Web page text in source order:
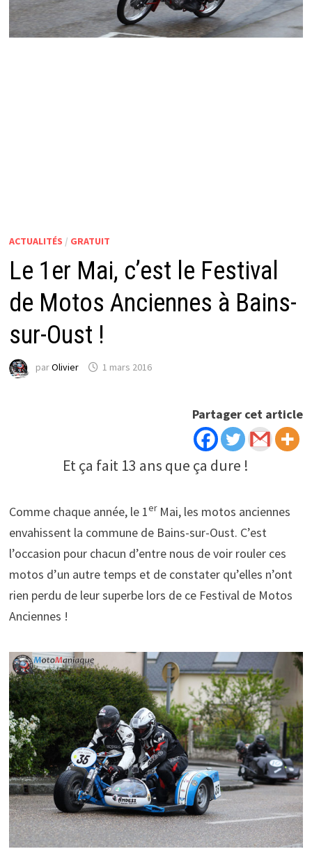
ACTUALITÉS / GRATUIT
Le 1er Mai, c’est le Festival
de Motos Anciennes à Bains-
sur-Oust !
parOlivier 1 mars 2016
Partager cet article
Et ça fait 13 ans que ça dure !
Comme chaque année, le 1erMai, les motos anciennes
envahissent la commune de Bains-sur-Oust. C’est
l’occasion pour chacun d’entre nous de voir rouler ces
motos d’un autre temps et de constater qu’elles n’ont
rien perdu de leur superbe lors de ce Festival de Motos
Anciennes !